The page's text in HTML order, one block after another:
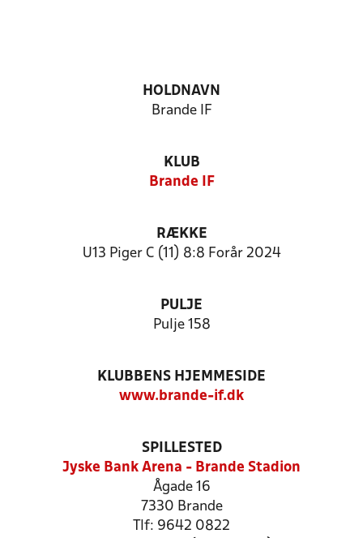
HOLDNAVN
Brande IF
KLUB
Brande IF
RÆKKE
U13 Piger C (11) 8:8 Forår 2024
PULJE
Pulje 158
KLUBBENS HJEMMESIDE
www.brande-if.dk
SPILLESTED
Jyske Bank Arena - Brande Stadion
Ågade 16
7330 Brande
Tlf: 9642 0822